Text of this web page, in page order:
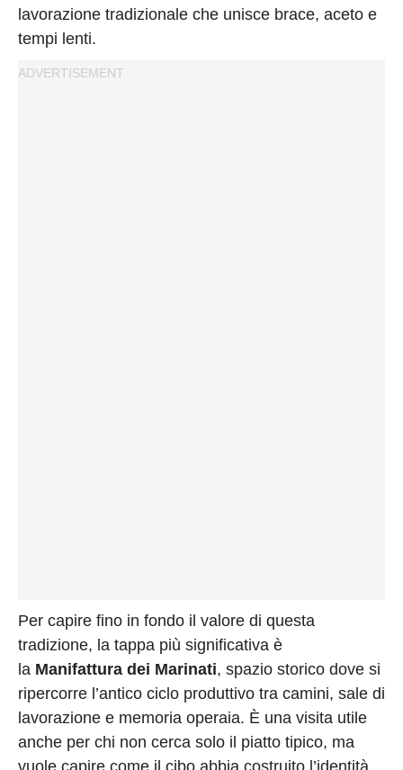
lavorazione tradizionale che unisce brace, aceto e
tempi lenti.
Per capire fino in fondo il valore di questa
tradizione, la tappa più significativa è
la Manifattura dei Marinati, spazio storico dove si
ripercorre l’antico ciclo produttivo tra camini, sale di
lavorazione e memoria operaia. È una visita utile
anche per chi non cerca solo il piatto tipico, ma
vuole capire come il cibo abbia costruito l’identità